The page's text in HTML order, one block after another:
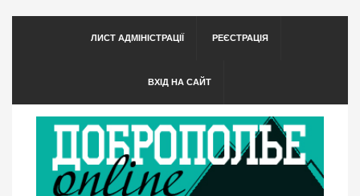
ЛИСТ АДМІНІСТРАЦІЇ РЕЄСТРАЦІЯ
ВХІД НА САЙТ